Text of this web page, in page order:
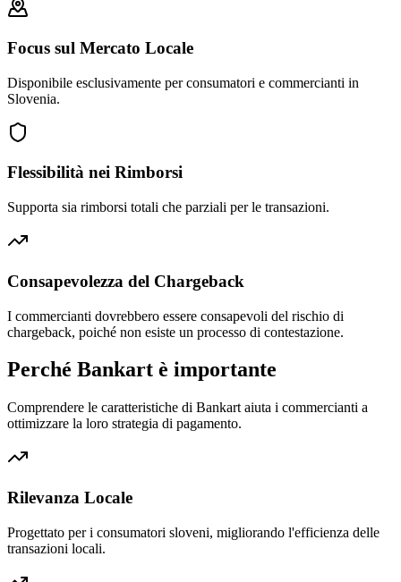
Focus sul Mercato Locale
Disponibile esclusivamente per consumatori e commercianti in
Slovenia.
Flessibilità nei Rimborsi
Supporta sia rimborsi totali che parziali per le transazioni.
Consapevolezza del Chargeback
I commercianti dovrebbero essere consapevoli del rischio di
chargeback, poiché non esiste un processo di contestazione.
Perché Bankart è importante
Comprendere le caratteristiche di Bankart aiuta i commercianti a
ottimizzare la loro strategia di pagamento.
Rilevanza Locale
Progettato per i consumatori sloveni, migliorando l'efficienza delle
transazioni locali.